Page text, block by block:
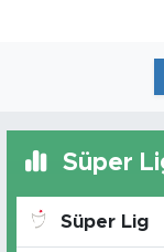
Süper
Süper Lig